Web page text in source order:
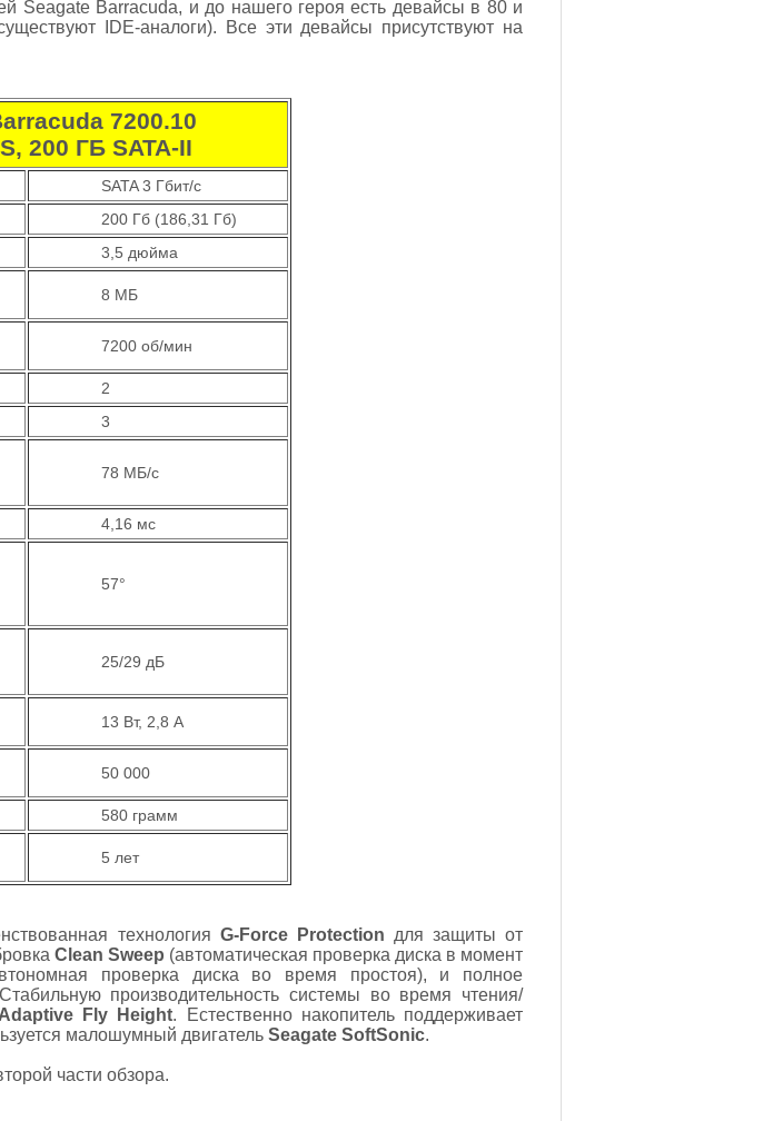
Seagate Barracuda, и до нашего героя есть девайсы в 80 и
IDE-аналоги). Все эти девайсы присутствуют на
7200.10
200 ГБ SATA-II
SATA 3 Гбит/с
200 Гб (186,31 Гб)
3,5 дюйма
8 МБ
7200 об/мин
2
3
78 МБ/с
4,16 мс
57°
25/29 дБ
13 Вт, 2,8 А
50 000
580 грамм
5 лет
технология G-Force Protection для защиты от
Clean Sweep (автоматическая проверка диска в момент
проверка диска во время простоя), и полное
производительность системы во время чтения/
Adaptive Fly Height. Естественно накопитель поддерживает
малошумный двигатель Seagate SoftSonic.
части обзора.